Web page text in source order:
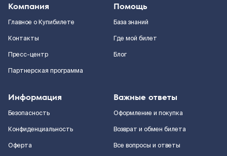
Компания
Главное о Купибилете
Контакты
Пресс-центр
Партнерская программа
Помощь
База знаний
Где мой билет
Блог
Информация
Безопасность
Конфиденциальность
Оферта
Важные ответы
Оформление и покупка
Возврат и обмен билета
Все вопросы и ответы